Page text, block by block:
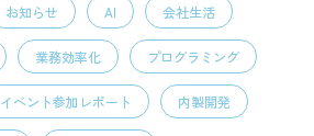
お知らせ AI 会社生活
業務効率化 プログラミング
イベント参加レポート 内製開発